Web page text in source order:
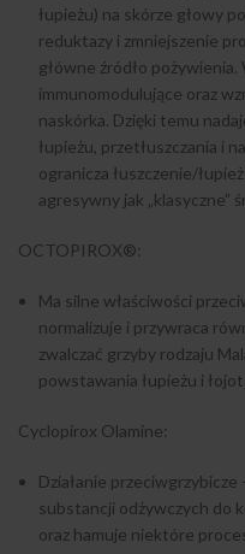
łupieżu) na skórze głowy
reduktazy i zmniejszenie
główne źródło pożywienia.
immunomodulujące oraz
naskórka. Dzięki temu
łupieżu, przetłuszczania i
ogranicza łuszczenie/
agresywny jak „klasyczne”
OCTOPIROX®:
Ma silne właściwości
normalizuje i przywraca
zwalczać grzyby rodzaju
powstawania łupieżu i
Cyclopirox Olamine:
Działanie
substancji odżywczych do
oraz hamuje niektóre